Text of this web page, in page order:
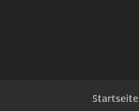
Startseite